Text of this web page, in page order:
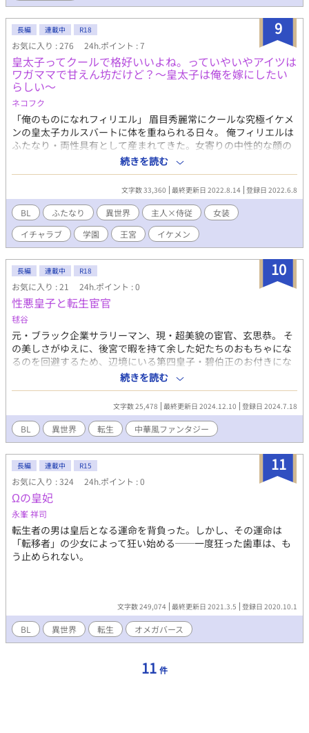
9
長編 連載中 R18
お気に入り : 276 24h.ポイント : 7
皇太子ってクールで格好いいよね。っていやいやアイツは
ワガママで甘えん坊だけど？〜皇太子は俺を嫁にしたい
らしい〜
ネコフク
「俺のものになれフィリエル」 眉目秀麗常にクールな究極イケメ
ンの皇太子カルスバートに体を重ねられる日々。 俺フィリエルは
ふたなり・両性具有として産まれてきた。女寄りの中性的な顔の
為、ワガママ皇太子が幼い頃から俺を令嬢としてパーティーへ参
加させたりやたらスキンシップが多かった。 でも俺はずっと男と
して育ってきたんだ。なのに14歳の時に生理がきてから皇妃様と
母が喜びカルも二人の時しかしなかったスキンシップをおおっぴ
らにするようになってしまった。 周りは諌めると思いきや温かい
目で見ている・・・？ カルはというと乳兄弟として幼い頃から一
緒にいる俺をずっと抱こうとしていたらしい。うん、知ってた。
気づいていたけど気づかないふりをしていた。 そんなカルスバー
トの15歳の誕生日に俺をくれだと⁉ クールな皇太子が乳兄弟を娶
る為に体と行動で気持ちを伝え気づいていない気持ちを自覚させ
ようとするお話。 基本イチャイチャラブラブ。 ※オメガバースで
はありません。ふたなりです。話の流れで妊娠はあるかもしれま
せんが出産シーンは書きません。 R18の話には✳が付いていま
す。 小説家になろうの方で先行投稿中。
続きを読む
文字数 33,360 最終更新日 2022.8.14 登録日 2022.6.8
BL ふたなり 異世界 主人×侍従
女装
イチャラブ
学園 王宮 イケメン
10
長編 連載中 R18
お気に入り : 21 24h.ポイント : 0
性悪皇子と転生宦官
毬谷
元・ブラック企業サラリーマン、現・超美貌の宦官、玄思恭。 そ
の美しさがゆえに、後宮で暇を持て余した妃たちのおもちゃにな
るのを回避するため、辺境にいる第四皇子・碧伯正のお付きにな
ることを目指す。 ◆ 深夜。一日働いたくたくたの体で帰ってくる
とやっていたアニメ。 何の力も持たない少女がその明るく心優し
い性格だけで国を救い最後には皇妃になる話。 なんとなく毎週見
ていたアニメをその日も見ながら寝落ちした俺は、目が覚めると
その世界へ転生していた。 しかも、主人公の少女が死んだ二十五
年後の世界に。 その世界では、土、金、水、火、緑、人々はどれ
かの能力を持ち、それを戦や生活に役立てていた。 俺は超美貌の
宦官、玄 思恭に転生していた。しかも、あまりに美しすぎるせ
いか去勢されずに後宮入りを果たしていた。 とりあえず水属性ら
しいので能力を磨くことにするが…？ 「へ？お前、西方にいらっ
しゃる第四皇子のお付きになるって採用試験申し込んでただ
ろ？」 「…………そうなの？」 さっそく都を離れて遠く離れた地
へ向かうこととなり…！？ 果たして愚鈍と噂の第四王子はどんな
人物なのか。 「ようこそ。よろしくね？」 「あれ、お前、生きて
たんだ？」 実は超腹黒……！？ ※皇子×宦官 ※R-18要素は少し
続きを読む
文字数 25,478 最終更新日 2024.12.10 登録日 2024.7.18
BL 異世界 転生 中華風ファンタジー
11
長編 連載中 R15
お気に入り : 324 24h.ポイント : 0
Ωの皇妃
永峯 祥司
転生者の男は皇后となる運命を背負った。しかし、その運命は
「転移者」の少女によって狂い始める──一度狂った歯車は、も
う止められない。
文字数 249,074 最終更新日 2021.3.5 登録日 2020.10.1
BL 異世界 転生 オメガバース
11 件